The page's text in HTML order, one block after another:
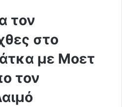
τον
στο
με Μοετ
τον